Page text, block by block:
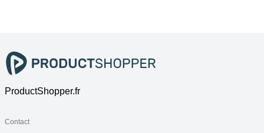
ProductShopper.fr
Contact